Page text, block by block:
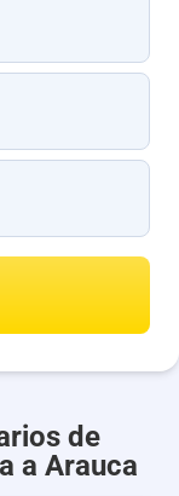
de
a Arauca